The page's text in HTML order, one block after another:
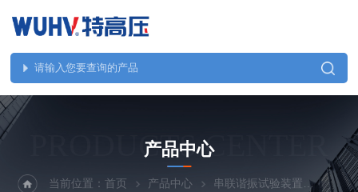
PRODUCTS CENTER
产品中心
当前位置：首页 产品中心 串联谐振试验装置 UHV-